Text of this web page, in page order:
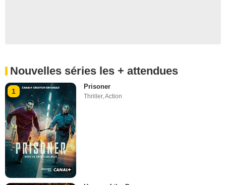
Nouvelles séries les + attendues
1
Prisoner
Thriller,Action